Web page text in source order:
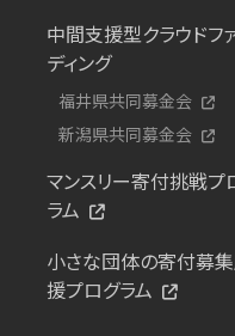
中間支援型クラウドフ
ディング
福井県共同募金会
新潟県共同募金会
マンスリー寄付挑戦プ
ラム
小さな団体の寄付募
援プログラム